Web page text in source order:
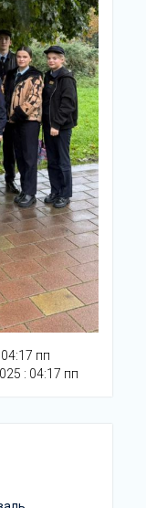
пп
: 04:17 пп